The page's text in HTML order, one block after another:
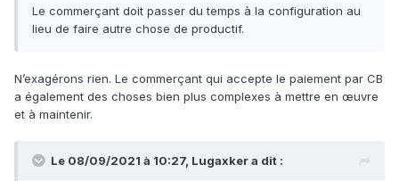
Le commerçant doit passer du temps à la configuration au
lieu de faire autre chose de productif.
N’exagérons rien. Le commerçant qui accepte le paiement par CB
a également des choses bien plus complexes à mettre en œuvre
et à maintenir.
Le 08/09/2021 à 10:27, Lugaxkera dit :